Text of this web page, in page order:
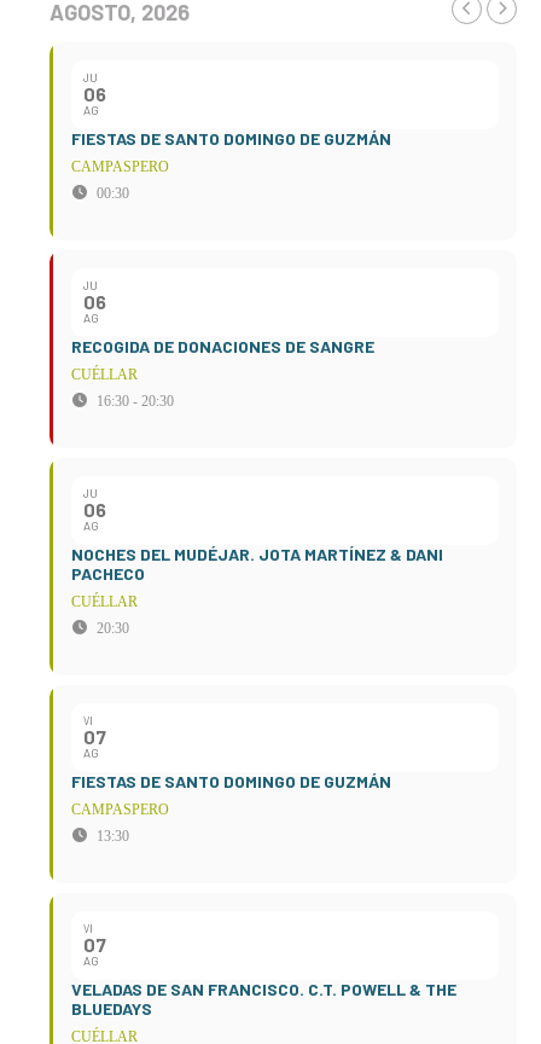
AGOSTO, 2026
JU
06
AG
FIESTAS DE SANTO DOMINGO DE GUZMÁN
CAMPASPERO
00:30
JU
06
AG
RECOGIDA DE DONACIONES DE SANGRE
CUÉLLAR
16:30 - 20:30
JU
06
AG
NOCHES DEL MUDÉJAR. JOTA MARTÍNEZ & DANI
PACHECO
CUÉLLAR
20:30
VI
07
AG
FIESTAS DE SANTO DOMINGO DE GUZMÁN
CAMPASPERO
13:30
VI
07
AG
VELADAS DE SAN FRANCISCO. C.T. POWELL & THE
BLUEDAYS
CUÉLLAR